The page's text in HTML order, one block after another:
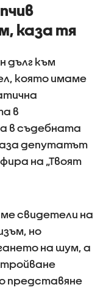
каза тя
дълг към
която имаме
в
в съдебната
депутатът
на „Твоят
свидетели на
но
на шум, а
представяне